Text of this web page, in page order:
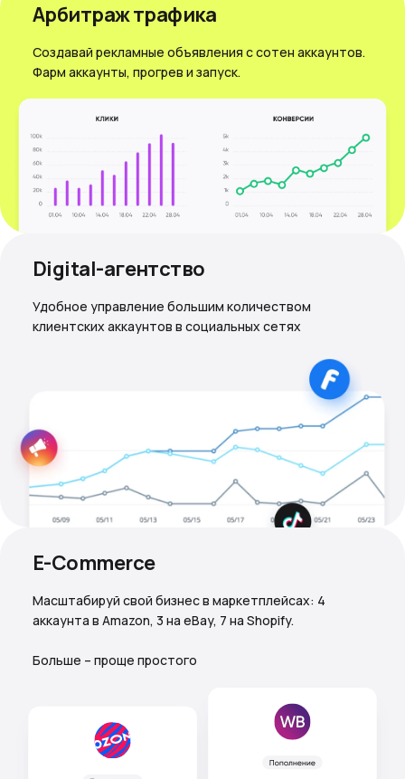
Арбитраж трафика
Создавай рекламные объявления с сотен аккаунтов.
Фарм аккаунты, прогрев и запуск.
Digital-агентство
Удобное управление большим количеством
клиентских аккаунтов в социальных сетях
E-Commerce
Масштабируй свой бизнес в маркетплейсах: 4
аккаунта в Amazon, 3 на eBay, 7 на Shopify.
Больше – проще простого